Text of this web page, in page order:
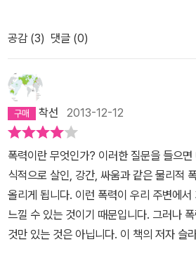
서의 그는(빌 게이츠) 실질적 독점을 노리
나 사들이고, 목적을 달서하기 위해 온갖 치
가면이다. 선진국들은 원조와 차관 등을 통
움'으로써, 그들 스스로가 후진국의 빈곤에
이 있다는 핵심적 쟁점을 회피한다. 이는 초
지는 거대한 기만이다.'피카소의 이야기를
제3세계의 아이들에게 다가가 '누가 이렇
니, 아님 마을의 못된 부자가? 아니면 포
때,아이들이 그의 눈을 똑바로 쳐다보며 '
했을 때 빌 게이츠의 표정을 상상해보는 건
부 그 자체를 비난하는 것이아닌,폭력에 대
많은 폭력이 담겨 있는지, 언어에는 얼마
고 우리가 말하는 관용이라는 말이 얼마나
통하여 설득력있게 논증하고 있다.이런 논
으로 돌아오는데. 이는 폭력이 다 부정적이
력에 대한 관점이 달라져야 함을 그가 말하
적 폭력이란 구조화된 사회적공간 바깥에
력을 휘두르며서 즉각적인 정의/복수를 요
다(277) 결국 이러한 신적 폭력은 순수한
고, 이는 법(합법적 힘) 바깥의 영역, 법제
이지도 않은 이 푝력의 영역의 사랑의 영
해방적 정치는진정한 정치적 행위로 능동
시하고이를 강제하는 것(292)이라고 해
을 한다는 것을 느낄 수 있었기 때문이다.
떼를 쫒을 힘조차 없어 죽어가는 쓰레기 더
낼 수가 있는 것이다. 내 한 달 커피 값이면
수 있다. 그렇게 사는 빈곤 아동들이 있다
단 돈 몇 만원이면 새 삶을 줄 수 있다는 것
새삼 차인표의 이야기에 감동을 받았던 것
이 열정과 사랑으로 아름답게 타올랐기 때
름다운 롤모델... 지젝의 『폭력이란 무
건을 훔쳐낸다고 의심받는 어느 일꾼에 관
일 저녁, 일꾼이 공장을 나설 때면 그가 밀
사를 받았다. 경비원들은 아무 것도 발견할
유에 대한 답을 조금 얻을 수 있을 것 같기
지젝은 폭력을 세 가지로 분류한다. 우리는
물리적 폭력을 떠올린다. 범죄나 테러, 폭
다. 그러나 이렇게 눈에 보이는 폭력은 주
고 그것은 하나의 현상이지, 근원이 아니라
관적 폭력(objective)인데, 하나는 하이데
한 언어를 통해 구현되는 상징적
구조적(systemic) 폭력이다. 지젝은 상징
객관적 폭력의 이해가 중요하다고 말한다.
상태를 혼란시키는 것처럼 보이지만 객관
에 내재하고 있기 때문이다. 수면 위로 드
을 장려하는 것은 언뜻 정의로워 보이나
공감 (3) 댓글 (0)
착선 2013-12-12
폭력이란 무엇인가? 이러한 질문을 들으
식적으로 살인, 강간, 싸움과 같은 물리적
올리게 됩니다. 이런 폭력이 우리 주변에서
느낄 수 있는 것이기 때문입니다. 그러나
것만 있는 것은 아닙니다. 이 책의 저자 슬